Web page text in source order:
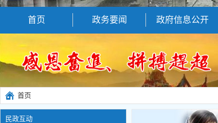
首页 政务要闻 政府信息公开
首页
民政互动